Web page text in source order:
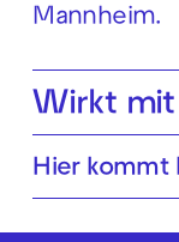
Mannheim.
Wirkt
Hier kommt